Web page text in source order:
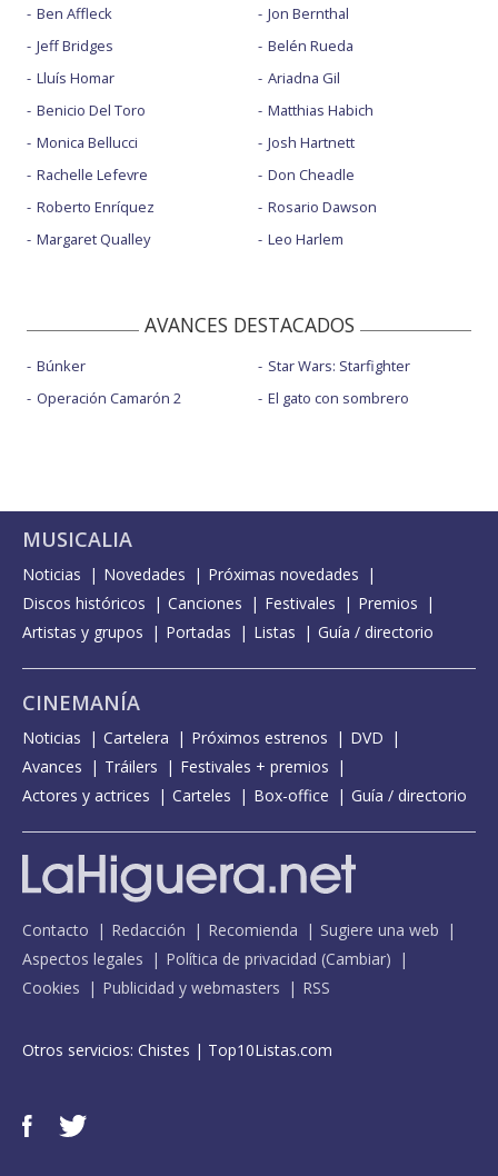
Ben Affleck
Jeff Bridges
Lluís Homar
Benicio Del Toro
Monica Bellucci
Rachelle Lefevre
Roberto Enríquez
Margaret Qualley
Jon Bernthal
Belén Rueda
Ariadna Gil
Matthias Habich
Josh Hartnett
Don Cheadle
Rosario Dawson
Leo Harlem
AVANCES DESTACADOS
Búnker
Operación Camarón 2
Star Wars: Starfighter
El gato con sombrero
MUSICALIA
Noticias Novedades
Próximas novedades
Discos históricos
Canciones Festivales
Premios
Artistas y grupos
Portadas Listas Guía / directorio
CINEMANÍA
Noticias Cartelera Próximos estrenos
DVD
Avances
Tráilers
Festivales + premios
Actores y actrices
Carteles Box-office Guía / directorio
Contacto Redacción Recomienda
Sugiere una web
Aspectos legales
Política de privacidad (Cambiar)
Cookies
Publicidad y webmasters RSS
Otros servicios: Chistes | Top10Listas.com